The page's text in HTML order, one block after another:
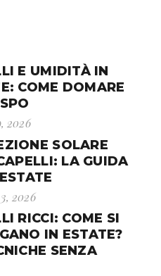
E UMIDITÀ IN
COME DOMARE
2026
SOLARE
LA GUIDA
2026
RICCI: COME SI
IN ESTATE?
SENZA